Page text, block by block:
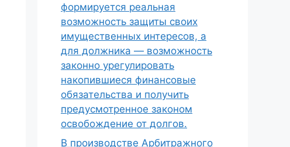
формируется реальная
возможность защиты своих
имущественных интересов, а
для должника — возможность
законно урегулировать
накопившиеся финансовые
обязательства и получить
предусмотренное законом
освобождение от долгов.
В производстве Арбитражного